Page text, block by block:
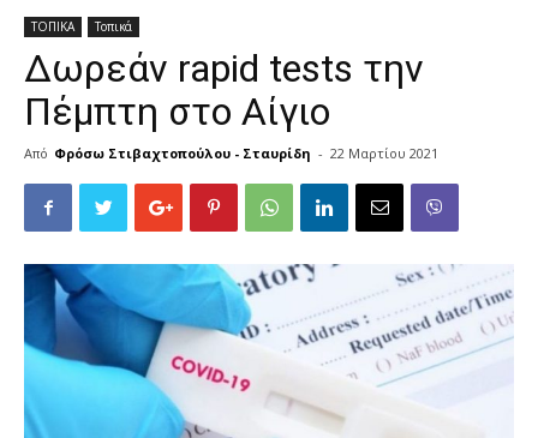
ΤΟΠΙΚΑ Τοπικά
Δωρεάν rapid tests την
Πέμπτη στο Αίγιο
Από Φρόσω Στιβαχτοπούλου - Σταυρίδη - 22 Μαρτίου 2021